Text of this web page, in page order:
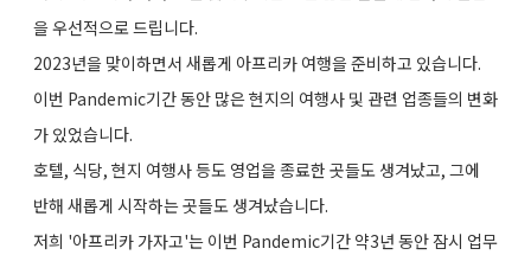
을 우선적으로 드립니다.
2023년을 맞이하면서 새롭게 아프리카 여행을 준비하고 있습니다.
이번 Pandemic기간 동안 많은 현지의 여행사 및 관련 업종들의 변화
가 있었습니다.
호텔, 식당, 현지 여행사 등도 영업을 종료한 곳들도 생겨났고, 그에
반해 새롭게 시작하는 곳들도 생겨났습니다.
저희 '아프리카 가자고'는 이번 Pandemic기간 약3년 동안 잠시 업무